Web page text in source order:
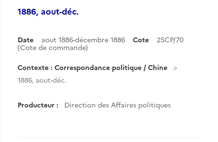
1886, aout-déc.
Date aout 1886-décembre 1886 Cote
25CP/70
(Cote de commande)
Contexte : Correspondance politique / Chine
1886, aout-déc.
Producteur : Direction des Affaires politiques